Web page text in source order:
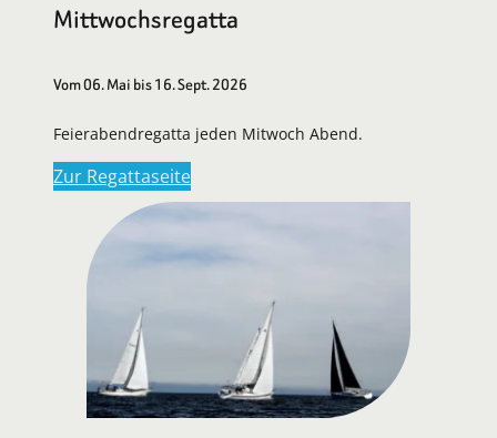
Mittwochsregatta
Vom 06. Mai bis 16. Sept. 2026
Feierabendregatta jeden Mitwoch Abend.
Zur Regattaseite